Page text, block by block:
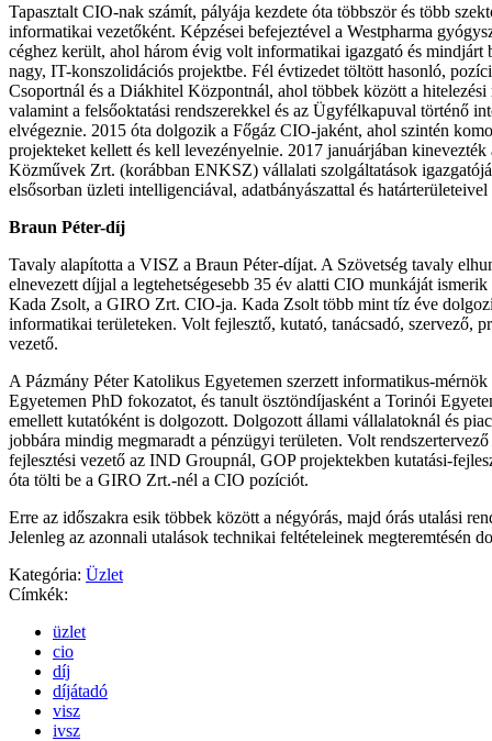
Tapasztalt CIO-nak számít, pályája kezdete óta többször és több
informatikai vezetőként. Képzései befejeztével a Westpharma
céghez került, ahol három évig volt informatikai igazgató és mindjárt
nagy, IT-konszolidációs projektbe. Fél évtizedet töltött hasonló,
Csoportnál és a Diákhitel Központnál, ahol többek között a hitelezési
valamint a felsőoktatási rendszerekkel és az Ügyfélkapuval történő
elvégeznie. 2015 óta dolgozik a Főgáz CIO-jaként, ahol szintén
projekteket kellett és kell levezényelnie. 2017 januárjában
Közművek Zrt. (korábban ENKSZ) vállalati szolgáltatások
elsősorban üzleti intelligenciával, adatbányászattal és
Braun Péter-díj
Tavaly alapította a VISZ a Braun Péter-díjat. A Szövetség tavaly
elnevezett díjjal a legtehetségesebb 35 év alatti CIO munkáját
Kada Zsolt, a GIRO Zrt. CIO-ja. Kada Zsolt több mint tíz éve
informatikai területeken. Volt fejlesztő, kutató, tanácsadó, szervező,
vezető.
A Pázmány Péter Katolikus Egyetemen szerzett informatikus-
Egyetemen PhD fokozatot, és tanult ösztöndíjasként a Torinói
emellett kutatóként is dolgozott. Dolgozott állami vállalatoknál és
jobbára mindig megmaradt a pénzügyi területen. Volt
fejlesztési vezető az IND Groupnál, GOP projektekben kutatási-
óta tölti be a GIRO Zrt.-nél a CIO pozíciót.
Erre az időszakra esik többek között a négyórás, majd órás utalási
Jelenleg az azonnali utalások technikai feltételeinek megteremtésén
Kategória: Üzlet
Címkék:
üzlet
cio
díj
díjátadó
visz
ivsz